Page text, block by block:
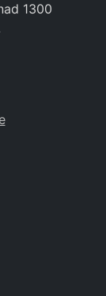
1300